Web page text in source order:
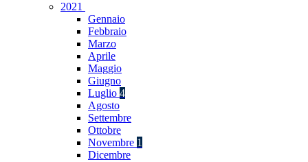
2021
Gennaio
Febbraio
Marzo
Aprile
Maggio
Giugno
Luglio 4
Agosto
Settembre
Ottobre
Novembre 1
Dicembre